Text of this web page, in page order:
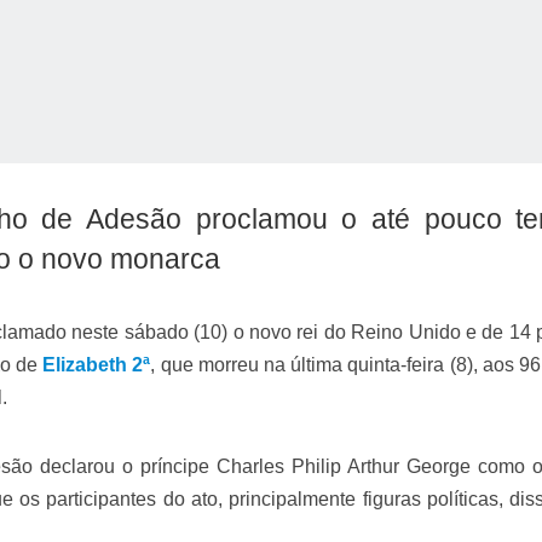
Kong ajudou o Imperador Dom Pedro I na Independência do Brasil
de Adesão proclamou o até pouco
o novo monarca
neste sábado (10) o novo rei do Reino Unido e de 14
de Elizabeth 2ª, que morreu na última quinta-feira (8), aos
declarou o príncipe Charles Philip Arthur George como
os participantes do ato, principalmente figuras políticas,